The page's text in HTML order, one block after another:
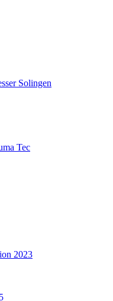
Solingen
Tec
2023